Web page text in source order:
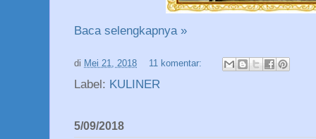
Baca selengkapnya »
di Mei 21, 2018 11 komentar:
Label: KULINER
5/09/2018